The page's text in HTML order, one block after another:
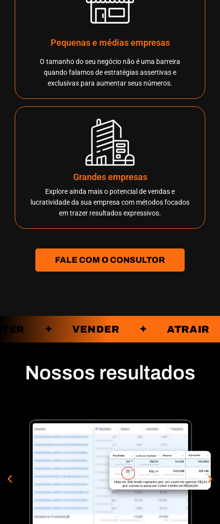
Pequenas e médias empresas
O tamanho do seu negócio não é uma barreira
quando falamos de estratégias assertivas e
exclusivas para aumentar seus números.
Grandes empresas
Explore ainda mais o potencial de vendas e
lucratividade da sua empresa com métodos focados
em trazer resultados expressivos.
FALE COM O CONSULTOR
✦ VENDER ✦
Nossos resultados